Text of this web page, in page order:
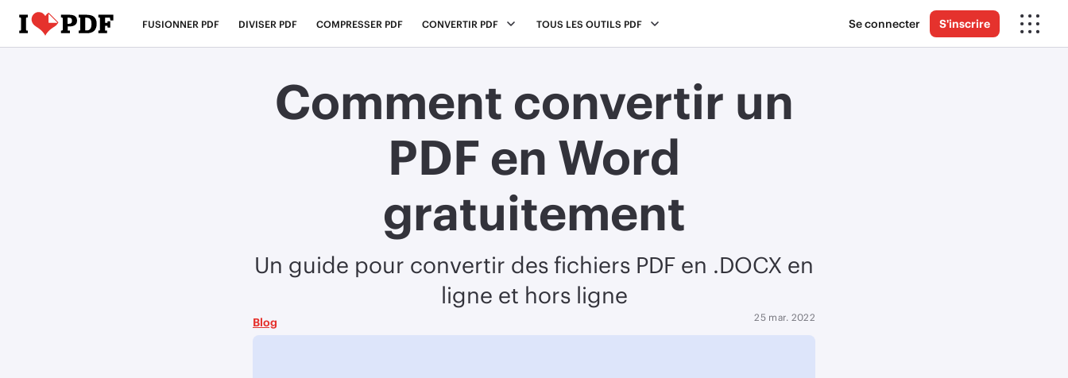
FUSIONNER PDF DIVISER PDF COMPRESSER PDF CONVERTIR PDF TOUS LES OUTILS PDF Se connecter S'inscrire
Comment convertir un
PDF en Word
gratuitement
Un guide pour convertir des fichiers PDF en .DOCX en
ligne et hors ligne
25 mar. 2022
Blog